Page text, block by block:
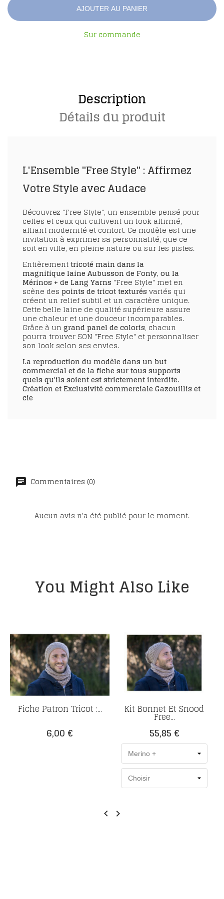
AJOUTER AU PANIER
Sur commande
Description
Détails du produit
L'Ensemble "Free Style" : Affirmez
Votre Style avec Audace
Découvrez "Free Style", un ensemble pensé pour
celles et ceux qui cultivent un look affirmé,
alliant modernité et confort. Ce modèle est une
invitation à exprimer sa personnalité, que ce
soit en ville, en pleine nature ou sur les pistes.
Entièrementtricoté main dans la
magnifique laine Aubusson de Fonty, ou la
Mérinos + de Lang Yarns "Free Style" met en
scène des points de tricot texturés variés qui
créent un relief subtil et un caractère unique.
Cette belle laine de qualité supérieure assure
une chaleur et une douceur incomparables.
Grâce à un grand panel de coloris, chacun
pourra trouver SON "Free Style" et personnaliser
son look selon ses envies.
La reproduction du modèle dans un but
commercial et de la fiche sur tous supports
quels qu'ils soient est strictement interdite.
Création et Exclusivité commerciale Gazouillis et
cie
Commentaires (0)
Aucun avis n'a été publié pour le moment.
You Might Also Like
Fiche Patron Tricot :...
Prix
6,00 €
Kit Bonnet Et Snood
Free...
Prix
55,85 €
 